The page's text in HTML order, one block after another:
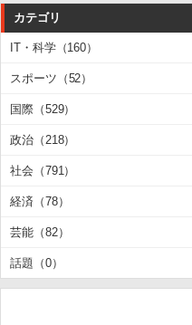
カテゴリ
IT・科学（160）
スポーツ（52）
国際（529）
政治（218）
社会（791）
経済（78）
芸能（82）
話題（0）